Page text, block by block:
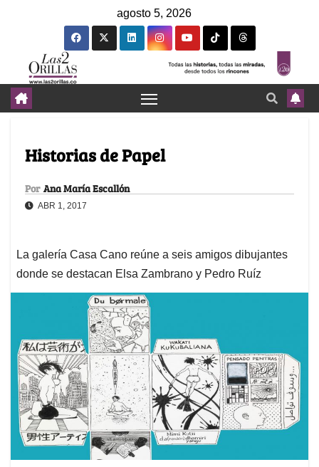
agosto 5, 2026
Historias de Papel
Por Ana María Escallón
ABR 1, 2017
La galería Casa Cano reúne a seis amigos dibujantes
donde se destacan Elsa Zambrano y Pedro Ruíz